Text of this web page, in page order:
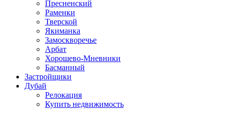
Пресненский
Раменки
Тверской
Якиманка
Замоскворечье
Арбат
Хорошево-Мневники
Басманный
Застройщики
Дубай
Релокация
Купить недвижимость